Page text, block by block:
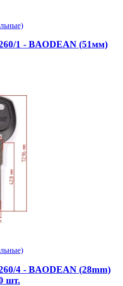
1 - BAODEAN (51мм)
4 - BAODEAN (28mm)
шт.